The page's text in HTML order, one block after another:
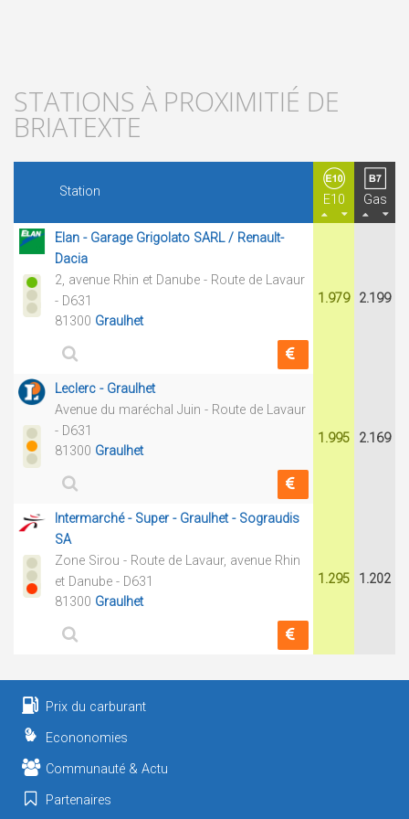
STATIONS À PROXIMITIÉ DE
BRIATEXTE
Station
E10 Gas
Elan - Garage Grigolato SARL / Renault-
Dacia
2, avenue Rhin et Danube - Route de Lavaur
- D631
81300 Graulhet
1.979 2.199
Leclerc - Graulhet
Avenue du maréchal Juin - Route de Lavaur
- D631
81300 Graulhet
1.995 2.169
Intermarché - Super - Graulhet - Sograudis
SA
Zone Sirou - Route de Lavaur, avenue Rhin
et Danube - D631
81300 Graulhet
1.295 1.202
Prix du carburant
Econonomies
Communauté & Actu
Partenaires